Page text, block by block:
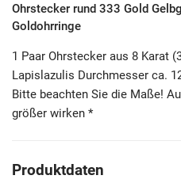
Ohrstecker rund 333 Gold
Goldohrringe
1 Paar Ohrstecker aus 8 Karat
Lapislazulis Durchmesser ca.
Bitte beachten Sie die Maße!
größer wirken *
Produktdaten